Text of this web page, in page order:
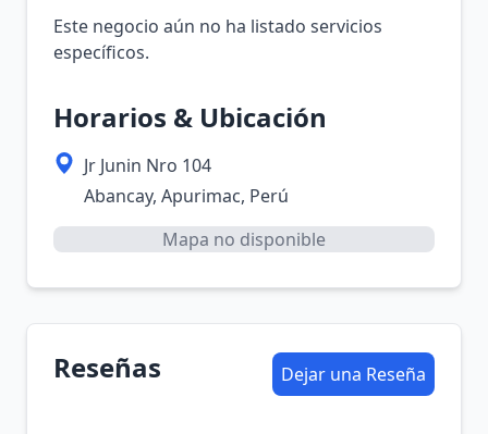
Este negocio aún no ha listado servicios
específicos.
Horarios & Ubicación
Jr Junin Nro 104
Abancay, Apurimac, Perú
Mapa no disponible
Reseñas Dejar una Reseña